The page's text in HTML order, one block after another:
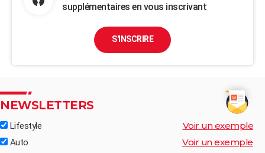
supplémentaires en vous inscrivant
S'INSCRIRE
NEWSLETTERS
Lifestyle Voir un exemple
Auto Voir un exemple